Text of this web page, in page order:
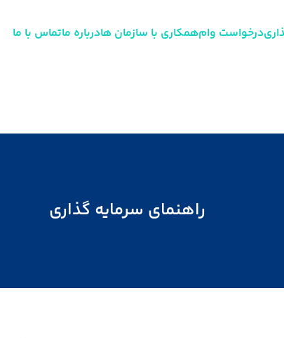
درخواست وامهمکاری با سازمان هادرباره ماتماس با ما
راهنمای سرمایه گذاری